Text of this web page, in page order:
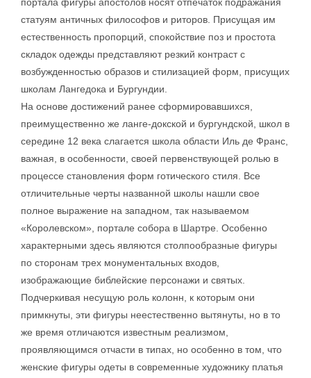
статуям античных философов и риторов. Присущая им
естественность пропорций, спокойствие поз и простота
складок одежды представляют резкий контраст с
возбужденностью образов и стилизацией форм, присущих
школам Лангедока и Бургундии.
На основе достижений ранее сформировавшихся,
преимущественно же ланге-докской и бургундской, школ в
середине 12 века слагается школа области Иль де Франс,
важная, в особенности, своей первенствующей ролью в
процессе становления форм готического стиля. Все
отличительные черты названной школы нашли свое
полное выражение на западном, так называемом
«Королевском», портале собора в Шартре. Особенно
характерными здесь являются столпообразные фигуры
по сторонам трех монументальных входов,
изображающие библейские персонажи и святых.
Подчеркивая несущую роль колонн, к которым они
примкнуты, эти фигуры неестественно вытянуты, но в то
же время отличаются известным реализмом,
проявляющимся отчасти в типах, но особенно в том, что
женские фигуры одеты в современные художнику платья